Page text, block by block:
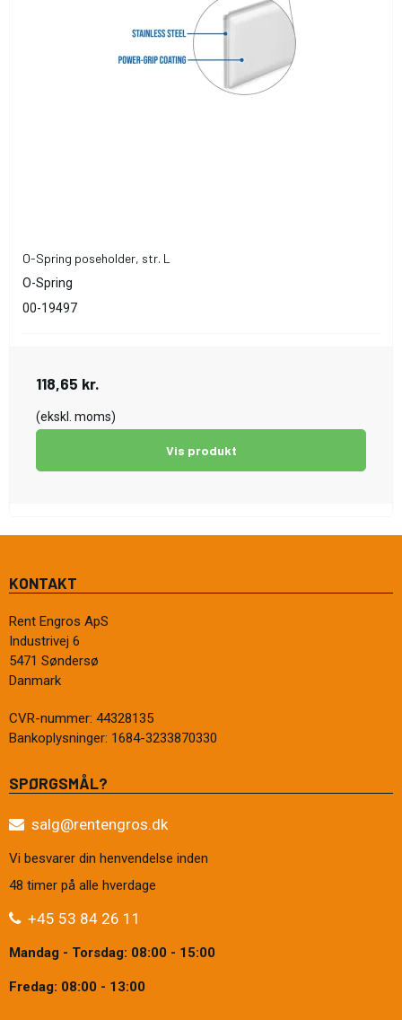
O-Spring poseholder, str. L
O-Spring
00-19497
118,65 kr.
(ekskl. moms)
Vis produkt
KONTAKT
Rent Engros ApS
Industrivej 6
5471 Søndersø
Danmark
CVR-nummer: 44328135
Bankoplysninger: 1684-3233870330
SPØRGSMÅL?
salg@rentengros.dk
Vi besvarer din henvendelse inden
48 timer på alle hverdage
+45 53 84 26 11
Mandag - Torsdag: 08:00 - 15:00
Fredag: 08:00 - 13:00